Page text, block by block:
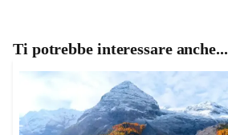
Ti potrebbe interessare anche...